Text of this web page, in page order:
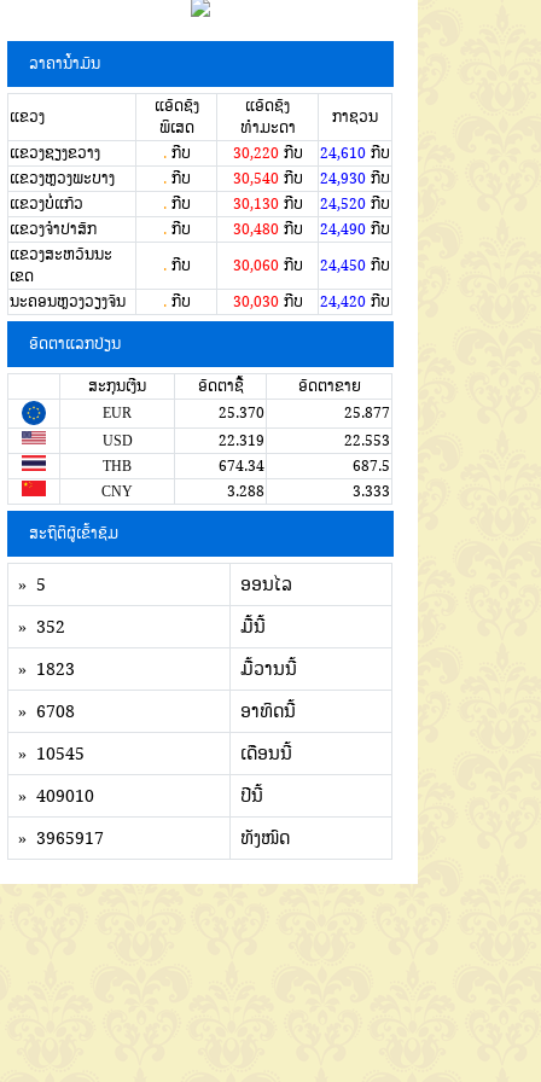
ລາຄານໍ້າມັນ
ແຂວງ
ແອັດຊັງ
ພິເສດ
ແອັດຊັງ
ທຳມະດາ
ກາຊວນ
ແຂວງຊຽງຂວາງ
.ກີບ 30,220ກີບ 24,610 ກີບ
ແຂວງຫຼວງພະບາງ
.ກີບ 30,540ກີບ 24,930 ກີບ
ແຂວງບໍ່ແກ້ວ
.ກີບ 30,130ກີບ 24,520 ກີບ
ແຂວງຈໍາປາສັກ
.ກີບ 30,480ກີບ 24,490 ກີບ
ແຂວງສະຫວັນນະ
ເຂດ
.ກີບ 30,060ກີບ 24,450 ກີບ
ນະຄອນຫຼວງວຽງຈັນ
.ກີບ 30,030ກີບ 24,420 ກີບ
ອັດຕາແລກປ່ຽນ
ສະກຸນເງີນ ອັດຕາຊື້
ອັດຕາຂາຍ
EUR
25.370
25.877
USD
22.319
22.553
THB
674.34
687.5
CNY
3.288 3.333
ສະຖິຕິຜູ້ເຂົ້າຊົມ
» 5
ອອນໄລ
» 352
ມື້ນີ້
» 1823
ມື້ວານນີ້
» 6708
ອາທິດນີ້
» 10545
ເດືອນນີ້
» 409010
ປີນີ້
» 3965917
ທັງໜົດ